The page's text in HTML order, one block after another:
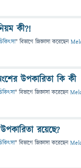
কী?!
" বিভাগে জিজ্ঞাসাকরেছেন
উপকারিতা কি কী
" বিভাগে জিজ্ঞাসাকরেছেন
রয়েছে?
" বিভাগে জিজ্ঞাসাকরেছেন